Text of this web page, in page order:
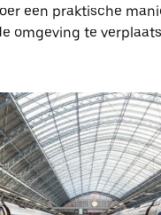
een praktische
omgeving te